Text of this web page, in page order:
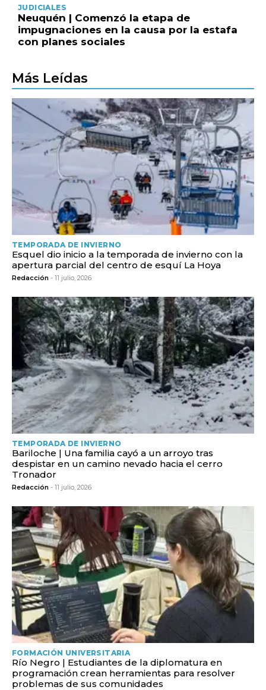
JUDICIALES
Neuquén | Comenzó la etapa de
impugnaciones en la causa por la estafa
con planes sociales
Más Leídas
TEMPORADA DE INVIERNO
Esquel dio inicio a la temporada de invierno con la
apertura parcial del centro de esquí La Hoya
Redacción - 11 julio, 2026
TEMPORADA DE INVIERNO
Bariloche | Una familia cayó a un arroyo tras
despistar en un camino nevado hacia el cerro
Tronador
Redacción - 11 julio, 2026
FORMACIÓN UNIVERSITARIA
Río Negro | Estudiantes de la diplomatura en
programación crean herramientas para resolver
problemas de sus comunidades